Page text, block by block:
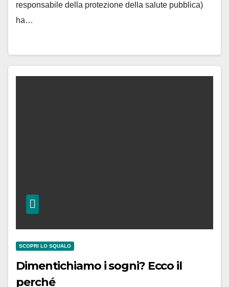
responsabile della protezione della salute pubblica)
ha…
SCOPRI LO SQUALO
Dimentichiamo i sogni? Ecco il
perché